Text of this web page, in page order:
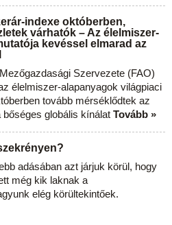
indexe októberben,
várhatók – Az élelmiszer-
kevéssel elmarad az
Szervezete (FAO)
élelmiszer-alapanyagok világpiaci
tovább mérséklődtek az
globális kínálat Tovább »
adásában azt járjuk körül, hogy
még kik laknak a
elég körültekintőek.